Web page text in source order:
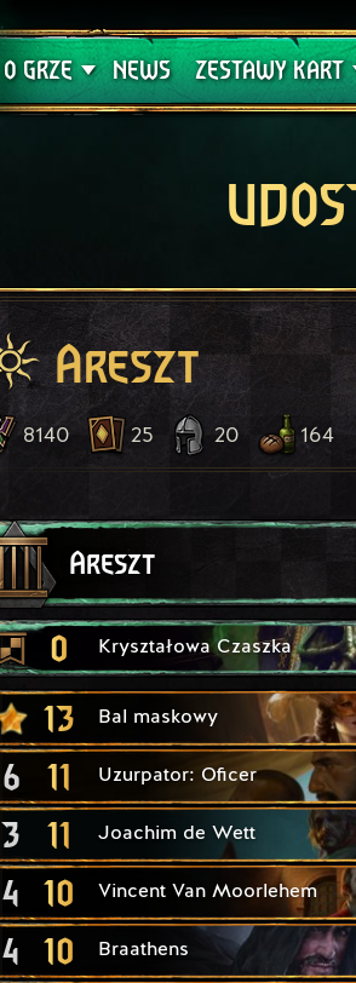
O GRZE
Wsparcie techniczne
NEWS ZESTAWY KART
Krwawa Klątwa
Areszt
8140 25 20 164
Areszt
0 Kryształowa Czaszka
13 Bal maskowy
6 11 Uzurpator: Oficer
3 11 Joachim de Wett
4 10 Vincent Van Moorlehem
4 10 Braathens